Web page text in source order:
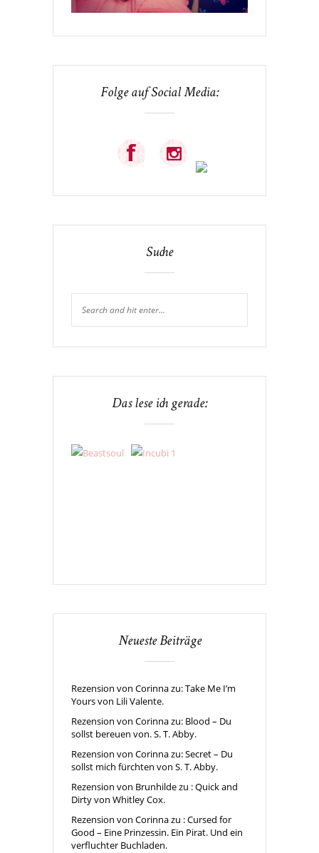
Folge auf Social Media:
Suche
Das lese ich gerade:
Neueste Beiträge
Rezension von Corinna zu: Take Me I’m
Yours von Lili Valente.
Rezension von Corinna zu: Blood – Du
sollst bereuen von. S. T. Abby.
Rezension von Corinna zu: Secret – Du
sollst mich fürchten von S. T. Abby.
Rezension von Brunhilde zu : Quick and
Dirty von Whitley Cox.
Rezension von Corinna zu : Cursed for
Good – Eine Prinzessin. Ein Pirat. Und ein
verfluchter Buchladen.